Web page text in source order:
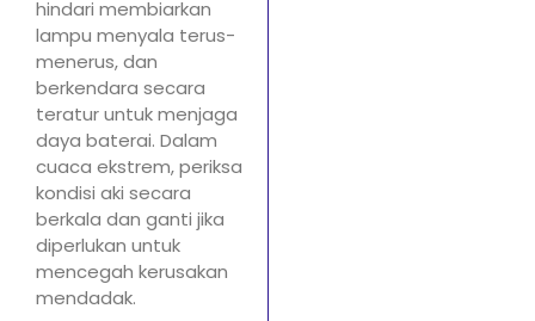
hindari membiarkan
lampu menyala terus-
menerus, dan
berkendara secara
teratur untuk menjaga
daya baterai. Dalam
cuaca ekstrem, periksa
kondisi aki secara
berkala dan ganti jika
diperlukan untuk
mencegah kerusakan
mendadak.